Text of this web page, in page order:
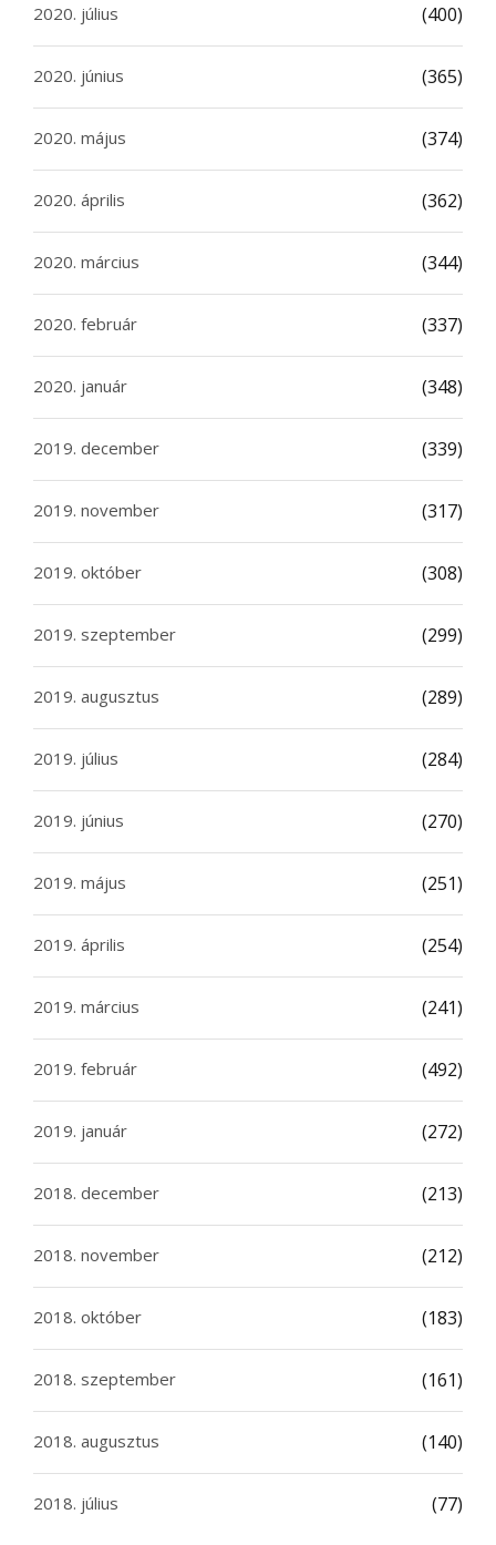
2020. július (400)
2020. június (365)
2020. május (374)
2020. április (362)
2020. március (344)
2020. február (337)
2020. január (348)
2019. december (339)
2019. november (317)
2019. október (308)
2019. szeptember (299)
2019. augusztus (289)
2019. július (284)
2019. június (270)
2019. május (251)
2019. április (254)
2019. március (241)
2019. február (492)
2019. január (272)
2018. december (213)
2018. november (212)
2018. október (183)
2018. szeptember (161)
2018. augusztus (140)
2018. július (77)